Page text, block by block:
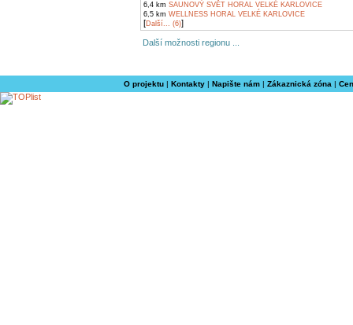
6,4 km SAUNOVÝ SVĚT HORAL VELKÉ KARLOVICE
6,5 km WELLNESS HORAL VELKÉ KARLOVICE
[Další... (6)]
Další možnosti regionu ...
O projektu| Kontakty| Napište nám| Zákaznická zóna |